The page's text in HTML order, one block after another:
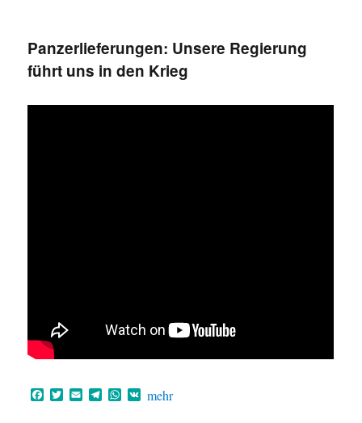
„Den
Frieden
(Eugen
Panzerlieferungen: Unsere Regierung
führt uns in den Krieg
F T
w
E
m
T W
h
Vmehr